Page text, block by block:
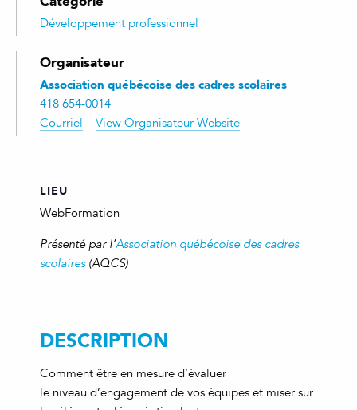
Développement professionnel
Organisateur
Association québécoise des cadres scolaires
418 654-0014
Courriel
View Organisateur Website
LIEU
WebFormation
Présenté par l’Association québécoise des cadres
scolaires(AQCS)
DESCRIPTION
Comment être en mesure d’évaluer
le niveau d’engagement de vos équipes et miser sur